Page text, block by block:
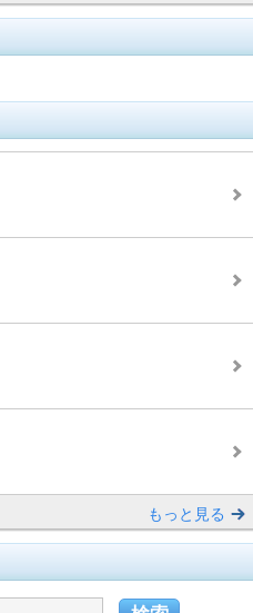
もっと見る